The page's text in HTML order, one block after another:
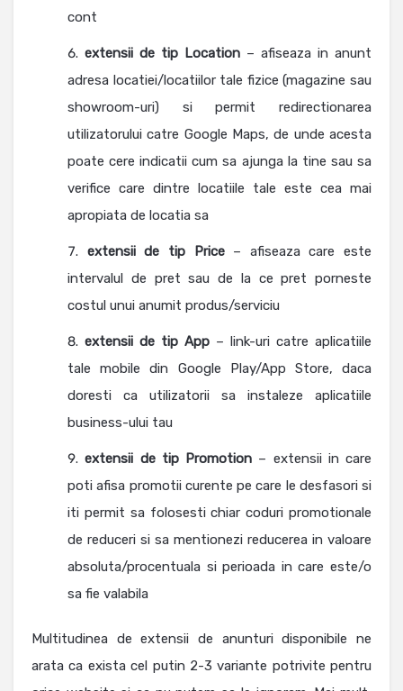
cont
extensii de tip Location – afiseaza in anunt
adresa locatiei/locatiilor tale fizice (magazine sau
showroom-uri) si permit redirectionarea
utilizatorului catre Google Maps, de unde acesta
poate cere indicatii cum sa ajunga la tine sau sa
verifice care dintre locatiile tale este cea mai
apropiata de locatia sa
extensii de tip Price– afiseaza care este
intervalul de pret sau de la ce pret porneste
costul unui anumit produs/serviciu
extensii de tip App – link-uri catre aplicatiile
tale mobile din Google Play/App Store, daca
doresti ca utilizatorii sa instaleze aplicatiile
business-ului tau
extensii de tip Promotion – extensii in care
poti afisa promotii curente pe care le desfasori si
iti permit sa folosesti chiar coduri promotionale
de reduceri si sa mentionezi reducerea in valoare
absoluta/procentuala si perioada in care este/o
sa fie valabila
Multitudinea de extensii de anunturi disponibile ne
arata ca exista cel putin 2-3 variante potrivite pentru